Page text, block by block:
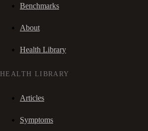
Benchmarks
About
Health Library
HEALTH LIBRARY
Articles
Symptoms